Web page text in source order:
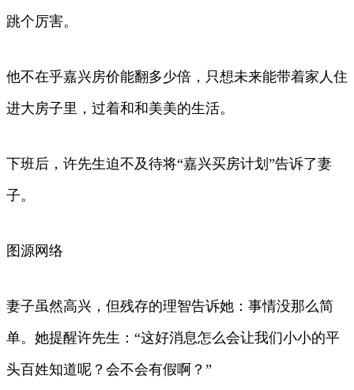
跳个厉害。
他不在乎嘉兴房价能翻多少倍，只想未来能带着家人住
进大房子里，过着和和美美的生活。
下班后，许先生迫不及待将“嘉兴买房计划”告诉了妻
子。
图源网络
妻子虽然高兴，但残存的理智告诉她：事情没那么简
单。她提醒许先生：“这好消息怎么会让我们小小的平
头百姓知道呢？会不会有假啊？”